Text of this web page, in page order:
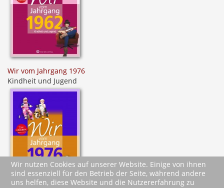
Wir vom Jahrgang 1976
Kindheit und Jugend
Wir nutzen Cookies auf unserer Website. Einige von ihnen
sind essenziell für den Betrieb der Seite, während andere
uns helfen, diese Website und die Nutzererfahrung zu